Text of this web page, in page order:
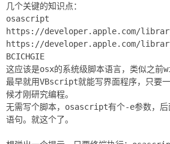
几个关键的知识点：
osascript
https://developer.apple.com/
https://developer.apple.com/
BCICHGIE
这应该是osx的系统级脚本语言，类似之
最早就用VBscript就能写界面程序，只要
候才刚研究编程。
无需写个脚本，osascript有个-e参数，后
语句。就这个了。